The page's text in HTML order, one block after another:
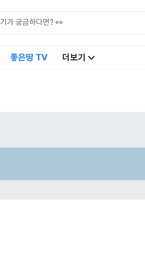
좋은땅 TV 더보기